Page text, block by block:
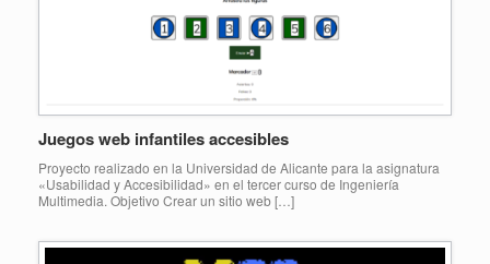
Juegos web infantiles accesibles
Proyecto realizado en la Universidad de Alicante para la asignatura
«Usabilidad y Accesibilidad» en el tercer curso de Ingeniería
Multimedia. Objetivo Crear un sitio web […]